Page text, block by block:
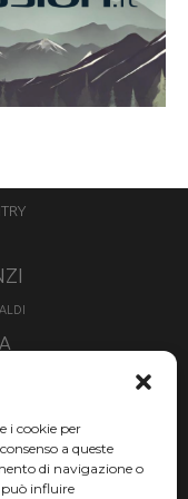
i cookie per
a queste
di navigazione o
può influire